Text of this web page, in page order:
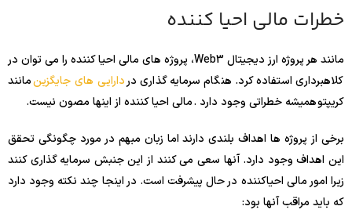
خطرات مالی احیا کننده
مانند هر پروژه ارز دیجیتال Web3، پروژه های مالی احیا کننده را می توان در
کلاهبرداری استفاده کرد. هنگام سرمایه گذاری دردارایی های جایگزینمانند
کریپتو همیشه خطراتی وجود دارد . مالی احیا کننده از اینها مصون نیست.
برخی از پروژه ها اهداف بلندی دارند اما زبان مبهم در مورد چگونگی تحقق
این اهداف وجود دارد. آنها سعی می کنند از این جنبش سرمایه گذاری کنند
زیرا امور مالی احیاکننده در حال پیشرفت است. در اینجا چند نکته وجود دارد
که باید مراقب آنها بود: